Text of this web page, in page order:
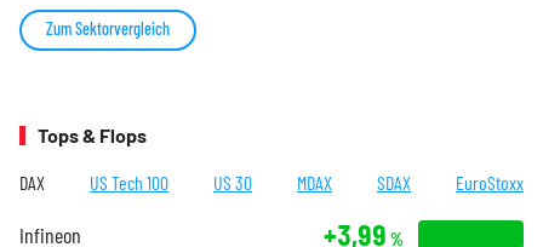
Zum Sektorvergleich
Tops & Flops
DAX US Tech 100 US 30 MDAX SDAX EuroStoxx
Infineon +3,99 %